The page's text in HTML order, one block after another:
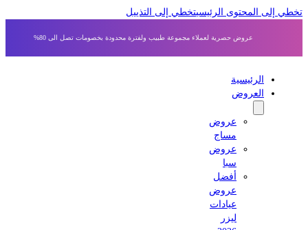
إلى المحتوى الرئيسي تخطي إلى التذييل
عروض حصرية لعملاء مجموعة طبيب ولفترة محدودة بخصومات تصل الى 80%
الرئيسية
العروض
عروض
مساج
عروض
أفضل
عروض
عيادات